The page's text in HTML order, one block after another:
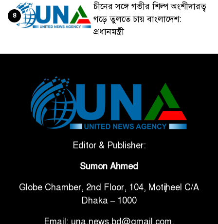
চীনের সঙ্গে গভীর শিল্প অংশীদারত্ব
গড়ে তুলতে চায় বাংলাদেশ:
প্রধানমন্ত্রী
৪
টানা ৩ ম্যাচে গোল ভিনির, ইতিহাস
বলছে বিশ্বকাপ জিতবে ব্রাজিল
সরকারি ৩শ কেজি বই বিক্রির
গাড়ি বিক্রির পর মালিকানা
পরিবর্তনে কঠোর নির্দেশনা
Editor & Publisher:
Sumon Ahmed
Globe Chamber, 2nd Floor, 104, Motijheel C/A
Dhaka – 1000
Email: una.news.bd@gmail.com,